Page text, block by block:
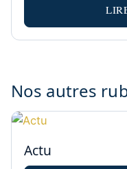
Nos autres
Actu